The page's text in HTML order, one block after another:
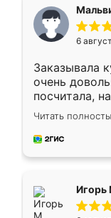
6
Заказывала
очень
посчитала,
Замерщик
делу со
за день,
Читать
Игорь